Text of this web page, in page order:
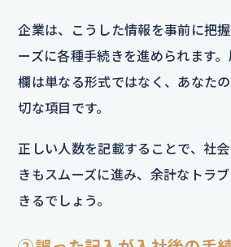
企業は、こうした情報を事前に把
ーズに各種手続きを進められます
欄は単なる形式ではなく、あなた
切な項目です。
正しい人数を記載することで、社
きもスムーズに進み、余計なトラ
きるでしょう。